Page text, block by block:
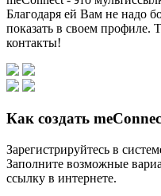
Благодаря ей Вам не надо
показать в своем профиле.
контакты!
Как создать
Зарегистрируйтесь в
Заполните возможные
ссылку в интернете.